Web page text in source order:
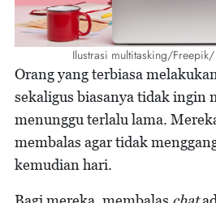
Ilustrasi multitasking/
Orang yang terbiasa
sekaligus biasanya tidak ingin
menunggu terlalu lama.
membalas agar tidak
kemudian hari.